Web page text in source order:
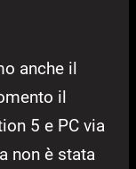
anche il
il
5 e PC via
non è stata